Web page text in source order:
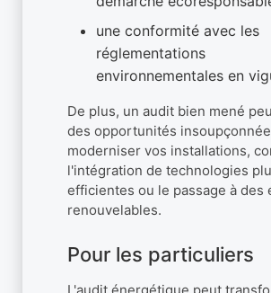
une conformité avec les
réglementations
environnementales en
De plus, un audit bien mené
des opportunités
moderniser vos installations,
l'intégration de technologies
efficientes ou le passage à des
renouvelables.
Pour les particuliers